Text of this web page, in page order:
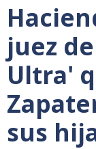
juez
Ultra'
sus